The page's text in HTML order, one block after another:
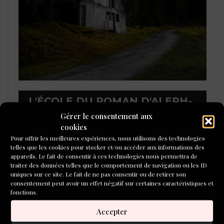
Gérer le consentement aux
cookies
Pour offrir les meilleures expériences, nous utilisons des technologies
telles que les cookies pour stocker et/ou accéder aux informations des
appareils. Le fait de consentir à ces technologies nous permettra de
traiter des données telles que le comportement de navigation ou les ID
uniques sur ce site. Le fait de ne pas consentir ou de retirer son
consentement peut avoir un effet négatif sur certaines caractéristiques et
fonctions.
Accepter
L'ÉCOLE DU ROMAN D'ALEPH-
ÉCRITURE